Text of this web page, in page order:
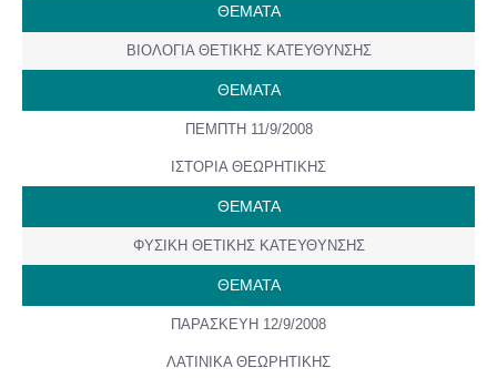
ΘΕΜΑΤΑ
ΒΙΟΛΟΓΙΑ ΘΕΤΙΚΗΣ ΚΑΤΕΥΘΥΝΣΗΣ
ΘΕΜΑΤΑ
ΠΕΜΠΤΗ 11/9/2008
ΙΣΤΟΡΙΑ ΘΕΩΡΗΤΙΚΗΣ
ΘΕΜΑΤΑ
ΦΥΣΙΚΗ ΘΕΤΙΚΗΣ ΚΑΤΕΥΘΥΝΣΗΣ
ΘΕΜΑΤΑ
ΠΑΡΑΣΚΕΥΗ 12/9/2008
ΛΑΤΙΝΙΚΑ ΘΕΩΡΗΤΙΚΗΣ